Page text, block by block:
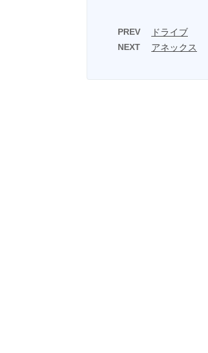
PREV ドライブ
NEXT アネックス